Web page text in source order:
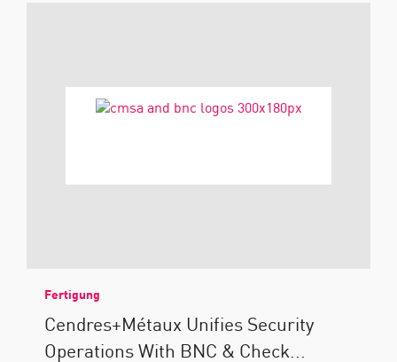
Fertigung
Cendres+Métaux Unifies Security
Operations With BNC & Check...